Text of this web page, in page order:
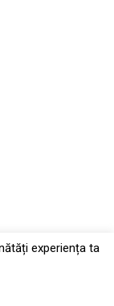
experiența ta